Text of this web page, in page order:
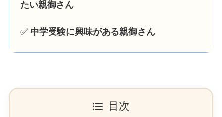
たい親御さん
✅ 中学受験に興味がある親御さん
目次